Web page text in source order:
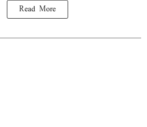
Read More